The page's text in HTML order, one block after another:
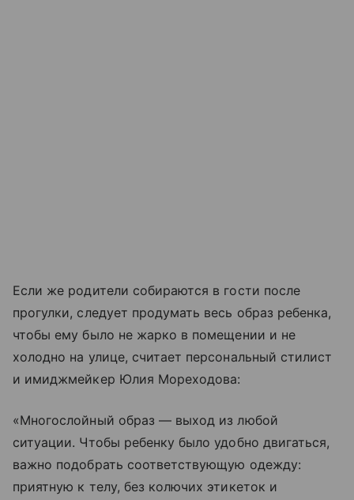
Если же родители собираются в гости после
прогулки, следует продумать весь образ ребенка,
чтобы ему было не жарко в помещении и не
холодно на улице, считает персональный стилист
и имиджмейкер Юлия Мореходова:
«Многослойный образ — выход из любой
ситуации. Чтобы ребенку было удобно двигаться,
важно подобрать соответствующую одежду:
приятную к телу, без колючих этикеток и